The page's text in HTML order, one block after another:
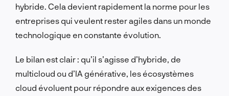
hybride. Cela devient rapidement la norme pour les
entreprises qui veulent rester agiles dans un monde
technologique en constante évolution.
Le bilan est clair : qu’il s’agisse d’hybride, de
multicloud ou d’IA générative, les écosystèmes
cloud évoluent pour répondre aux exigences des